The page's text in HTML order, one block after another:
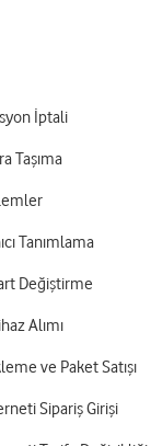
İptali
Taşıma
Tanımlama
Değiştirme
Alımı
ve Paket Satışı
Sipariş Girişi